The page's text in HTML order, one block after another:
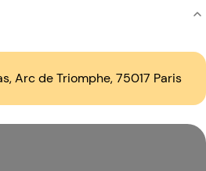
Arc de Triomphe, 75017 Paris